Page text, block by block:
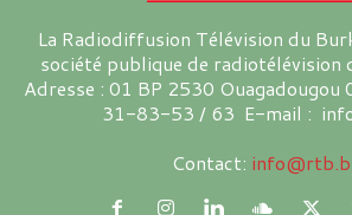
La Radiodiffusion Télévision du
société publique de radiotélévision
Adresse : 01 BP 2530
31-83-53 / 63 E-mail :
Contact: